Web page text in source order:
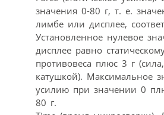
значения 0-80 г, т. е.
лимбе или дисплее,
Установленное нулевое
дисплее равно
противовеса плюс 3 г
катушкой). Максимальное
усилию при значении 0
80 г.